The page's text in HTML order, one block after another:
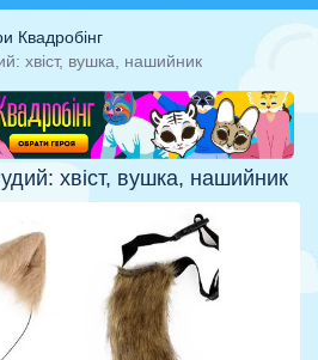
Квадробінг
хвіст, вушка, нашийник
хвіст, вушка, нашийник